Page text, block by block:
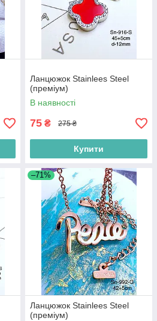
Ланцюжок Stainlees Steel
(преміум)
В наявності
75 ₴ 275 ₴
Купити
–71%
Ланцюжок Stainlees Steel
(преміум)